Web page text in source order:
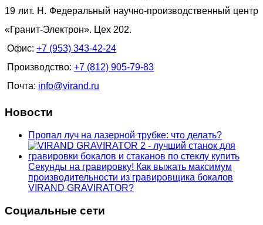
19 лит. Н. Федеральный научно-производственный центр
«Гранит-Электрон». Цех 202.
Офис: +7 (953) 343-42-24
Производство: +7 (812) 905-79-83
Почта: info@virand.ru
Новости
Пропал луч на лазерной трубке: что делать?
Секунды на гравировку! Как выжать максимум
производительности из гравировщика бокалов
VIRAND GRAVIRATOR?
Социальные сети